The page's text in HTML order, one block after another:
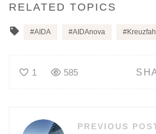
RELATED TOPICS
AIDA AIDAnova
1 585
Beitragsnavigation
PREVIOUS